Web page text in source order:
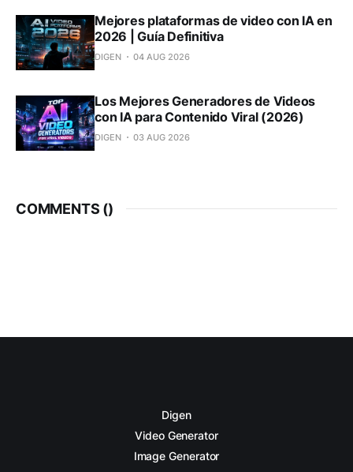
Mejores plataformas de video con IA en
2026 | Guía Definitiva
DIGEN 04 AUG 2026
Los Mejores Generadores de Videos
con IA para Contenido Viral (2026)
DIGEN 03 AUG 2026
COMMENTS ()
Digen
Video Generator
Image Generator